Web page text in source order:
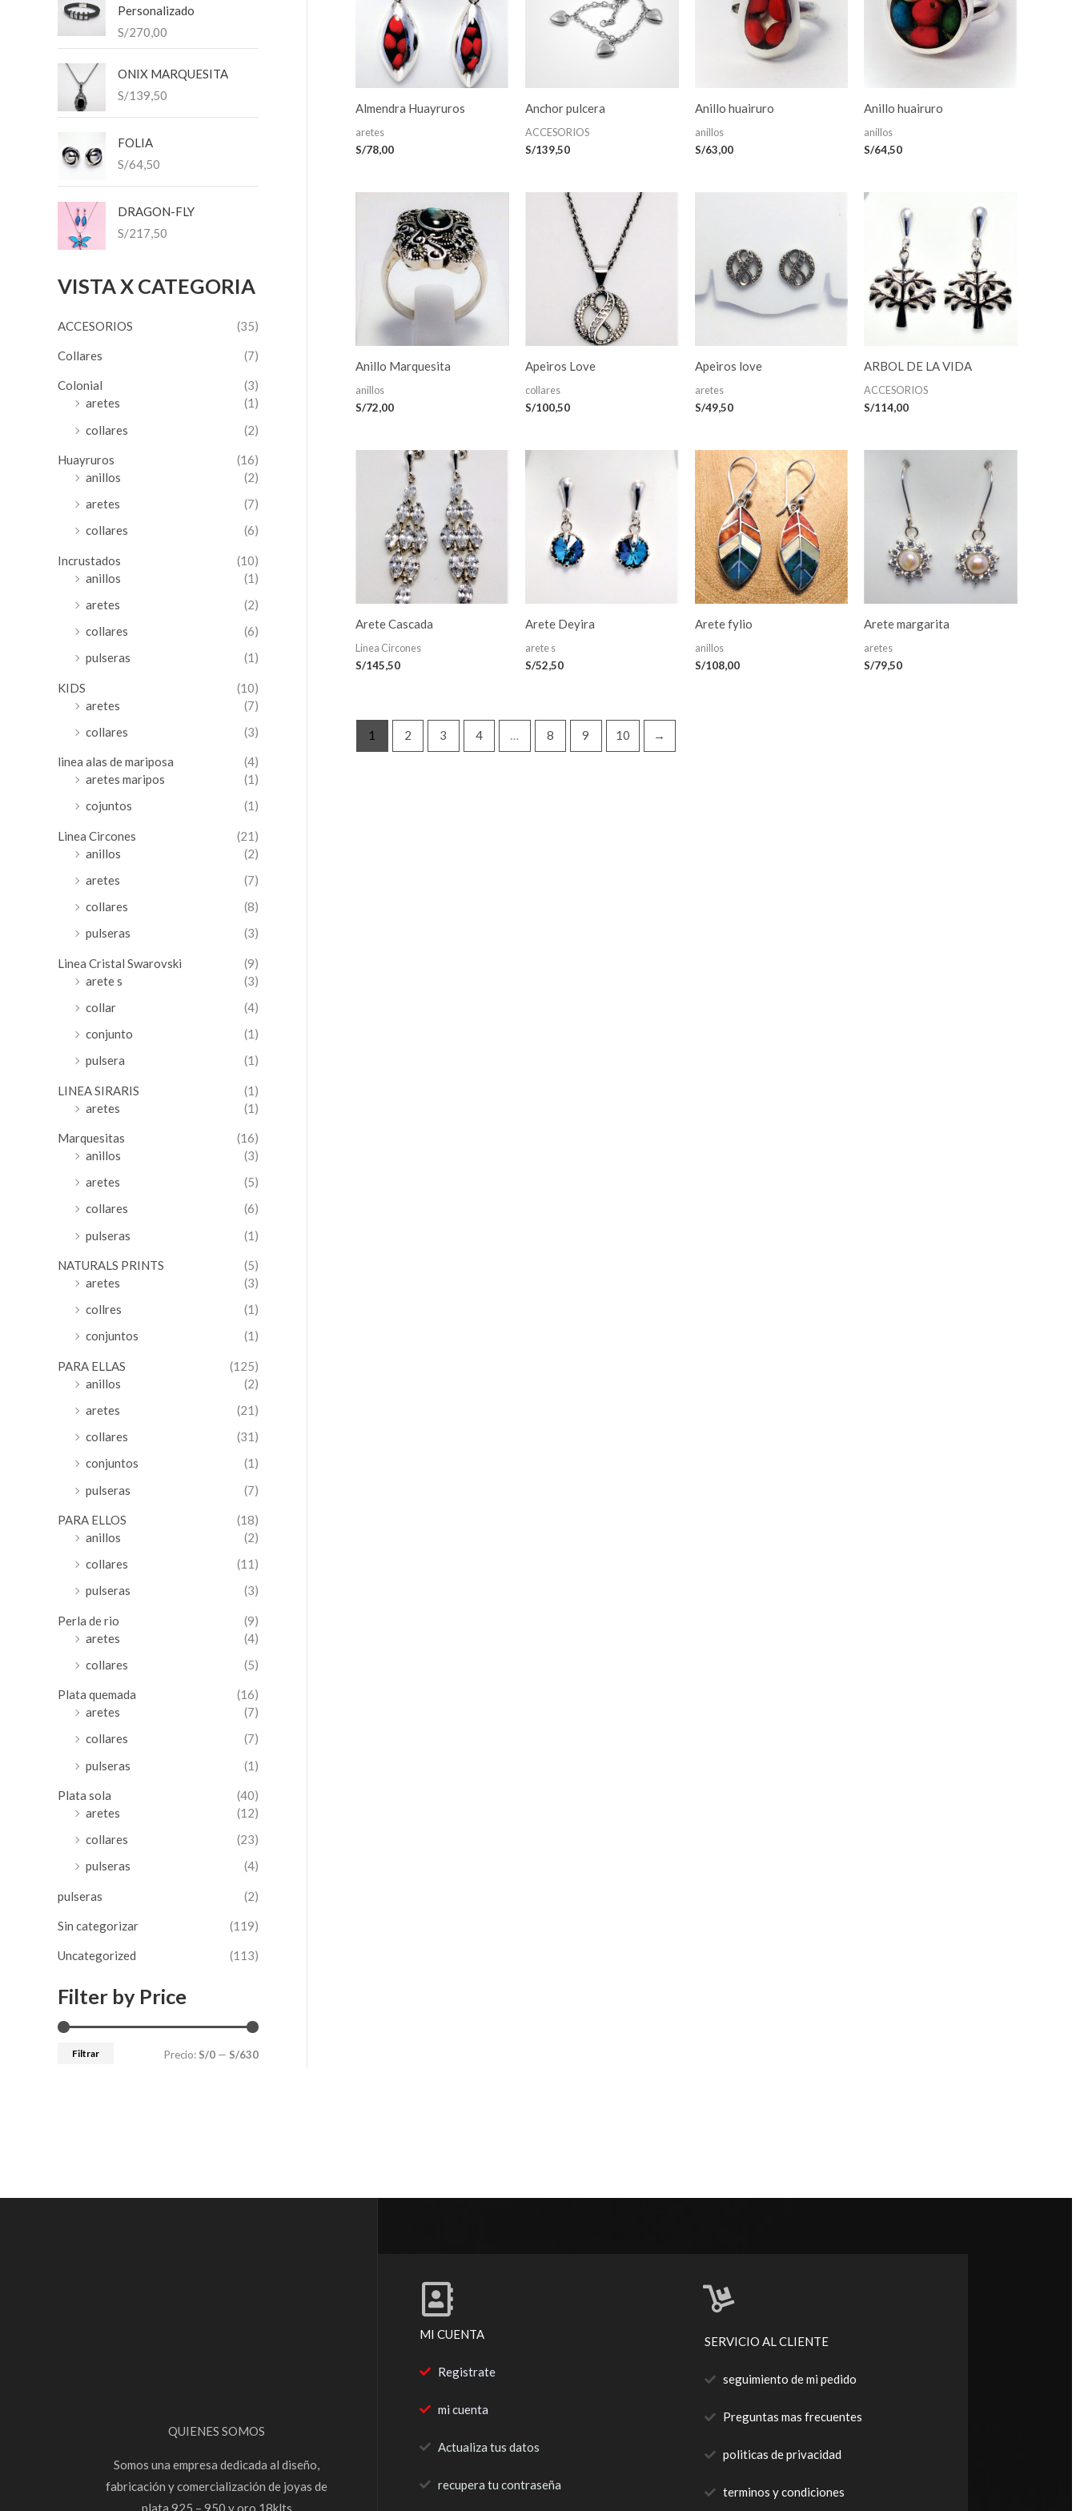
:
Personalizado
S/270,00
ONIX MARQUESITA
S/139,50
FOLIA
S/64,50
DRAGON-FLY
S/217,50
VISTA X CATEGORIA
ACCESORIOS (35)
Collares (7)
Colonial
(3)
aretes
(1)
collares
(2)
Huayruros
(16)
anillos
(2)
aretes
(7)
collares
(6)
Incrustados
(10)
anillos
(1)
aretes
(2)
collares
(6)
pulseras
(1)
KIDS
(10)
aretes
(7)
collares
(3)
linea alas de mariposa
(4)
aretes maripos
(1)
cojuntos
(1)
Linea Circones
(21)
anillos
(2)
aretes
(7)
collares
(8)
pulseras
(3)
Linea Cristal Swarovski
(9)
arete s
(3)
collar
(4)
conjunto
(1)
pulsera
(1)
LINEA SIRARIS
(1)
aretes
(1)
Marquesitas
(16)
anillos
(3)
aretes
(5)
collares
(6)
pulseras
(1)
NATURALS PRINTS
(5)
aretes
(3)
collres
(1)
conjuntos
(1)
PARA ELLAS
(125)
anillos
(2)
aretes
(21)
collares
(31)
conjuntos
(1)
pulseras
(7)
PARA ELLOS
(18)
anillos
(2)
collares
(11)
pulseras
(3)
Perla de rio
(9)
aretes
(4)
collares
(5)
Plata quemada
(16)
aretes
(7)
collares
(7)
pulseras
(1)
Plata sola
(40)
aretes
(12)
collares
(23)
pulseras
(4)
pulseras (2)
Sin categorizar (119)
Uncategorized (113)
Filter by Price
ii
Filtrar Precio: S/0 — S/630
Almendra Huayruros
aretes
S/78,00
Anchor pulcera
ACCESORIOS
S/139,50
Anillo huairuro
anillos
S/63,00
Anillo huairuro
anillos
S/64,50
Anillo Marquesita
anillos
S/72,00
Apeiros Love
collares
S/100,50
Apeiros love
aretes
S/49,50
ARBOL DE LA VIDA
ACCESORIOS
S/114,00
Arete Cascada
Linea Circones
S/145,50
Arete Deyira
arete s
S/52,50
Arete fylio
anillos
S/108,00
Arete margarita
aretes
S/79,50
1 2 3 4 … 8 9 10 →
QUIENES SOMOS
Somos una empresa dedicada al diseño,
fabricación y comercialización de joyas de
plata 925 – 950 y oro 18klts
MI CUENTA
Registrate
mi cuenta
Actualiza tus datos
recupera tu contraseña
SERVICIO AL CLIENTE
seguimiento de mi pedido
Preguntas mas frecuentes
politicas de privacidad
terminos y condiciones